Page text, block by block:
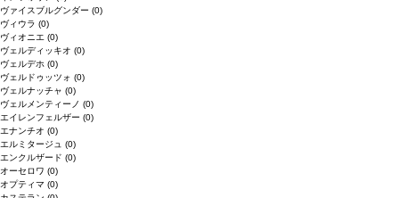
ヴァイスブルグンダー (0)
ヴィウラ (0)
ヴィオニエ (0)
ヴェルディッキオ (0)
ヴェルデホ (0)
ヴェルドゥッツォ (0)
ヴェルナッチャ (0)
ヴェルメンティーノ (0)
エイレンフェルザー (0)
エナンチオ (0)
エルミタージュ (0)
エンクルザード (0)
オーセロワ (0)
オプティマ (0)